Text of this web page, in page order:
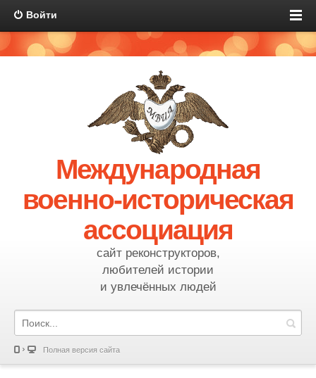
Войти
Международная
военно-историческая
ассоциация
сайт реконструкторов,
любителей истории
и увлечённых людей
Полная версия сайта